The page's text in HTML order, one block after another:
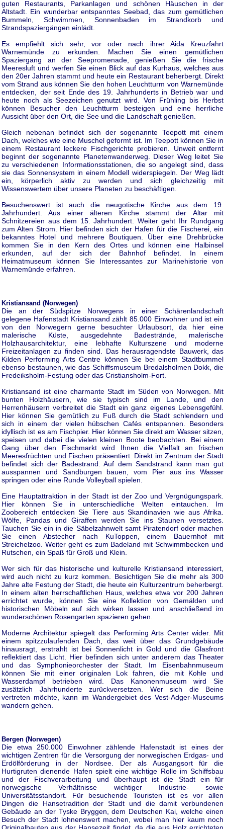
guten Restaurants, Parkanlagen und schönen Häuschen in der
Altstadt. Ein wunderbar entspanntes Seebad, das zum gemütlichen
Bummeln, Schwimmen, Sonnenbaden im Strandkorb und
Strandspaziergängen einlädt.
Es empfiehlt sich sehr, vor oder nach ihrer Aida Kreuzfahrt
Warnemünde zu erkunden. Machen Sie einen gemütlichen
Spaziergang an der Seepromenade, genießen Sie die frische
Meeresluft und werfen Sie einen Blick auf das Kurhaus, welches aus
den 20er Jahren stammt und heute ein Restaurant beherbergt. Direkt
vom Strand aus können Sie den hohen Leuchtturm von Warnemünde
entdecken, der seit Ende des 19. Jahrhunderts in Betrieb war und
heute noch als Seezeichen genutzt wird. Von Frühling bis Herbst
können Besucher den Leuchtturm besteigen und eine herrliche
Aussicht über den Ort, die See und die Landschaft genießen.
Gleich nebenan befindet sich der sogenannte Teepott mit einem
Dach, welches wie eine Muschel geformt ist. Im Teepott können Sie in
einem Restaurant leckere Fischgerichte probieren. Unweit entfernt
beginnt der sogenannte Planetenwanderweg. Dieser Weg leitet Sie
zu verschiedenen Informationsstationen, die so angelegt sind, dass
sie das Sonnensystem in einem Modell widerspiegeln. Der Weg lädt
ein, körperlich aktiv zu werden und sich gleichzeitig mit
Wissenswertem über unsere Planeten zu beschäftigen.
Besuchenswert ist auch die neugotische Kirche aus dem 19.
Jahrhundert. Aus einer älteren Kirche stammt der Altar mit
Schnitzereien aus dem 15. Jahrhundert. Weiter geht Ihr Rundgang
zum Alten Strom. Hier befinden sich der Hafen für die Fischerei, ein
bekanntes Hotel und mehrere Boutiquen. Über eine Drehbrücke
kommen Sie in den Kern des Ortes und können eine Halbinsel
erkunden, auf der sich der Bahnhof befindet. In einem
Heimatmuseum können Sie Interessantes zur Marinehistorie von
Warnemünde erfahren.
Kristiansand (Norwegen)
Die an der Südspitze Norwegens in einer Schärenlandschaft
gelegene Hafenstadt Kristiansand zählt 85.000 Einwohner und ist ein
von den Norwegern gerne besuchter Urlaubsort, da hier eine
malerische Küste, ausgedehnte Badestrände, malerische
Holzhausarchitektur, eine lebhafte Kulturszene und moderne
Freizeitanlagen zu finden sind. Das herausragendste Bauwerk, das
Kilden Performing Arts Centre können Sie bei einem Stadtbummel
ebenso bestaunen, wie das Schiffsmuseum Bredalsholmen Dokk, die
Fredeiksholm-Festung oder das Cristiansholm-Fort.
Kristiansand ist eine charmante Stadt im Süden von Norwegen. Mit
bunten Holzhäusern, wie sie typisch sind im Lande, und den
Herrenhäusern verbreitet die Stadt ein ganz eigenes Lebensgefühl.
Hier können Sie gemütlich zu Fuß durch die Stadt schlendern und
sich in einem der vielen hübschen Cafés entspannen. Besonders
idyllisch ist es am Fischpier. Hier können Sie direkt am Wasser sitzen,
speisen und dabei die vielen kleinen Boote beobachten. Bei einem
Gang über den Fischmarkt wird Ihnen die Vielfalt an frischen
Meeresfrüchten und Fischen präsentiert. Direkt im Zentrum der Stadt
befindet sich der Badestrand. Auf dem Sandstrand kann man gut
ausspannen und Sandburgen bauen, vom Pier aus ins Wasser
springen oder eine Runde Volleyball spielen.
Eine Hauptattraktion in der Stadt ist der Zoo und Vergnügungspark.
Hier können Sie in unterschiedliche Welten eintauchen. Im
Zoobereich entdecken Sie Tiere aus Skandinavien wie aus Afrika.
Wölfe, Pandas und Giraffen werden Sie ins Staunen versetztes.
Tauchen Sie ein in die Säbelzahnwelt samt Piratendorf oder machen
Sie einen Abstecher nach KuToppen, einem Bauernhof mit
Streichelzoo. Weiter geht es zum Badeland mit Schwimmbecken und
Rutschen, ein Spaß für Groß und Klein.
Wer sich für das historische und kulturelle Kristiansand interessiert,
wird auch nicht zu kurz kommen. Besichtigen Sie die mehr als 300
Jahre alte Festung der Stadt, die heute ein Kulturzentrum beherbergt.
In einem alten herrschaftlichen Haus, welches etwa vor 200 Jahren
errichtet wurde, können Sie eine Kollektion von Gemälden und
historischen Möbeln auf sich wirken lassen und anschließend im
wunderschönen Rosengarten spazieren gehen.
Moderne Architektur spiegelt das Performing Arts Center wider. Mit
einem spitzzulaufenden Dach, das weit über das Grundgebäude
hinausragt, erstrahlt ist bei Sonnenlicht in Gold und die Glasfront
reflektiert das Licht. Hier befinden sich unter anderem das Theater
und das Symphonieorchester der Stadt. Im Eisenbahnmuseum
können Sie mit einer originalen Lok fahren, die mit Kohle und
Wasserdampf betrieben wird. Das Kanonenmuseum wird Sie
zusätzlich Jahrhunderte zurückversetzen. Wer sich die Beine
vertreten möchte, kann im Wandergebiet des Vest-Adger-Museums
wandern gehen.
Bergen (Norwegen)
Die etwa 250.000 Einwohner zählende Hafenstadt ist eines der
wichtigen Zentren für die Versorgung der norwegischen Erdgas- und
Erdölförderung in der Nordsee. Der als Ausgangsort für die
Hurtigruten dienende Hafen spielt eine wichtige Rolle im Schiffsbau
und der Fischverarbeitung und überhaupt ist die Stadt ein für
norwegische Verhältnisse wichtiger Industrie- sowie
Universitätsstandort. Für besuchende Touristen ist es vor allen
Dingen die Hansetradition der Stadt und die damit verbundenen
Gebäude an der Tyske Bryggen, dem Deutschen Kai, welche einen
Besuch der Stadt lohnenswert machen, wobei man hier kaum noch